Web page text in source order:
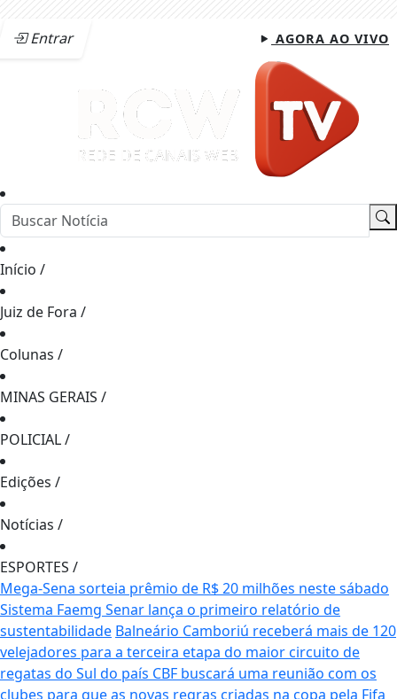
Entrar AGORA AO VIVO
Início /
Juiz de Fora /
Colunas /
MINAS GERAIS /
POLICIAL/
Edições /
Notícias /
ESPORTES /
Mega-Sena sorteia prêmio de R$ 20 milhões neste sábado
Sistema Faemg Senar lança o primeiro relatório de
sustentabilidade Balneário Camboriú receberá mais de 120
velejadores para a terceira etapa do maior circuito de
regatas do Sul do país CBF buscará uma reunião com os
clubes para que as novas regras criadas na copa pela Fifa